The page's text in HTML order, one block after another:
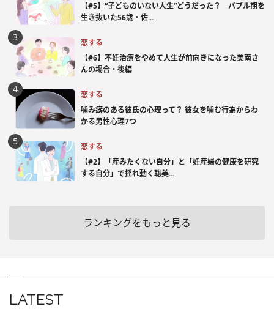
【#5】“子どものいない人生”どうだった？ バブル期を
生き抜いた56歳・佐...
恋する
【#6】不妊治療をやめて人生が前向きになった美南さ
んの場合・後編
恋する
噛み癖のある彼氏の心理って？ 彼女を噛む行為からわ
かる男性心理7つ
恋する
【#2】「産みたくない自分」と「妊産婦の健康を研究
する自分」で揺れ動く聡美...
ランキングをもっと見る
LATEST